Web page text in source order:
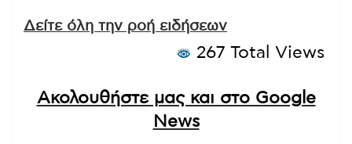
Δείτε όλη την ροή ειδήσεων
267 Total Views
Ακολουθήστε μας και στο Google
News